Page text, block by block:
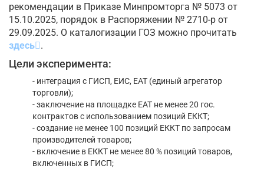
рекомендации в Приказе Минпромторга № 5073 от
15.10.2025, порядок в Распоряжении № 2710-р от
29.09.2025. О каталогизации ГОЗ можно прочитать
здесь .
Цели эксперимента:
- интеграция с ГИСП, ЕИС, ЕАТ (единый агрегатор
торговли);
- заключение на площадке ЕАТ не менее 20 гос.
контрактов с использованием позиций ЕККТ;
- создание не менее 100 позиций ЕККТ по запросам
производителей товаров;
- включение в ЕККТ не менее 80 % позиций товаров,
включенных в ГИСП;